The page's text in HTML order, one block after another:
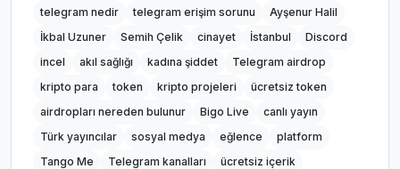
telegram nedir
telegram erişim sorunu
Ayşenur Halil
İkbal Uzuner
Semih Çelik cinayet İstanbul
Discord
incel
akıl sağlığı kadına şiddet
Telegram airdrop
kripto para
token kripto projeleri
ücretsiz token
airdropları nereden bulunur
Bigo Live
canlı yayın
Türk yayıncılar
sosyal medya eğlence
platform
Tango Me
Telegram kanalları
ücretsiz içerik